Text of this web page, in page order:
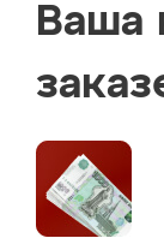
Ваша